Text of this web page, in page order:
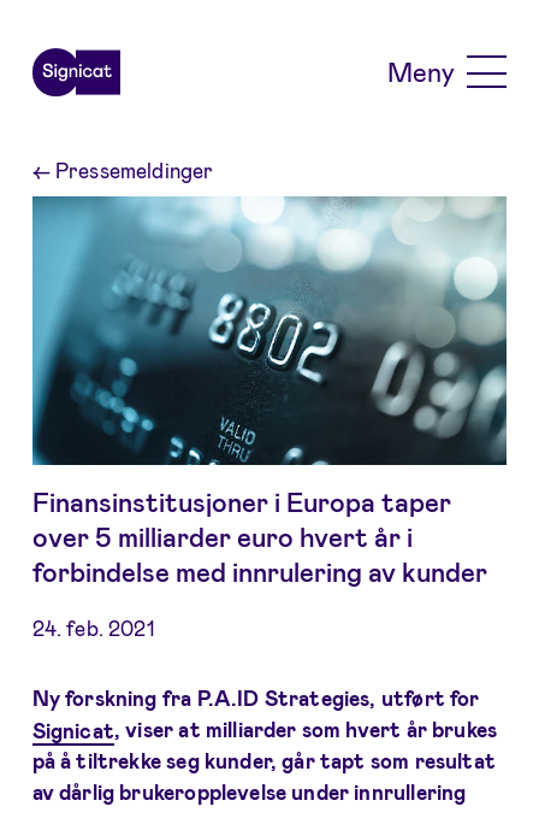
Meny
←Pressemeldinger
24. feb. 2021
Finansinstitusjoner i Europa taper
over 5 milliarder euro hvert år i
forbindelse med innrulering av kunder
Ny forskning fra P.A.ID Strategies, utført for
Signicat, viser at milliarder som hvert år brukes
på å tiltrekke seg kunder, går tapt som resultat
av dårlig brukeropplevelse under innrullering